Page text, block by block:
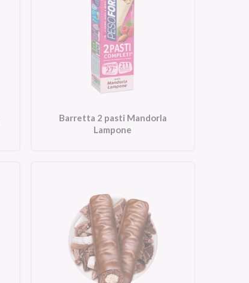
Barretta 2 pasti Mandorla
Lampone